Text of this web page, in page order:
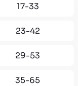
17-33
23-42
29-53
35-65